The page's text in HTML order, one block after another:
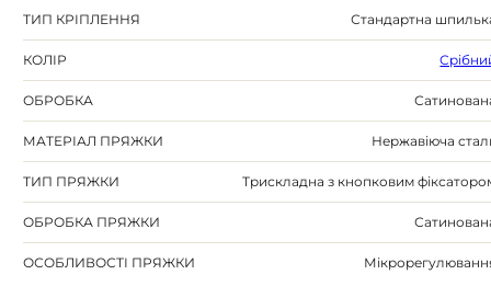
ТИП КРІПЛЕННЯ Стандартна
КОЛІР
ОБРОБКА
МАТЕРІАЛ ПРЯЖКИ Нержавіюча
ТИП ПРЯЖКИ Трискладна з кнопковим
ОБРОБКА ПРЯЖКИ
ОСОБЛИВОСТІ ПРЯЖКИ